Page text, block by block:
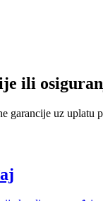
ili
garancije uz